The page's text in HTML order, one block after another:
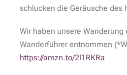
schlucken die Geräusche des
Wir haben unsere Wanderung
Wanderführer entnommen
https://amzn.to/2l1RKRa